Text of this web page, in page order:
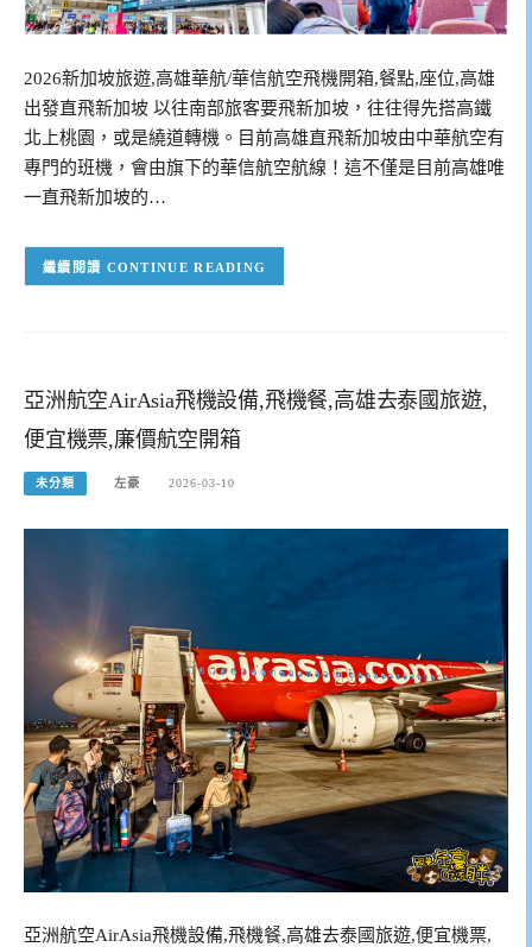
2026新加坡旅遊,高雄華航/華信航空飛機開箱,餐點,座位,高雄
出發直飛新加坡 以往南部旅客要飛新加坡，往往得先搭高鐵
北上桃園，或是繞道轉機。目前高雄直飛新加坡由中華航空有
專門的班機，會由旗下的華信航空航線！這不僅是目前高雄唯
一直飛新加坡的…
CONTINUE READING
亞洲航空AirAsia飛機設備,飛機餐,高雄去泰國旅遊,
便宜機票,廉價航空開箱
未分類 左豪 2026-03-10
亞洲航空AirAsia飛機設備,飛機餐,高雄去泰國旅遊,便宜機票,